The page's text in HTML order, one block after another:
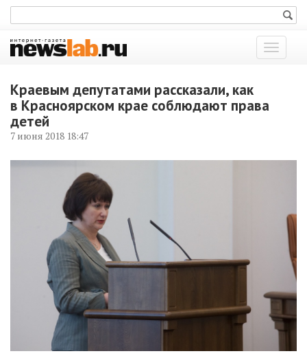
Показать
меню
Краевым депутатами рассказали, как
в Красноярском крае соблюдают права
детей
7 июня 2018 18:47